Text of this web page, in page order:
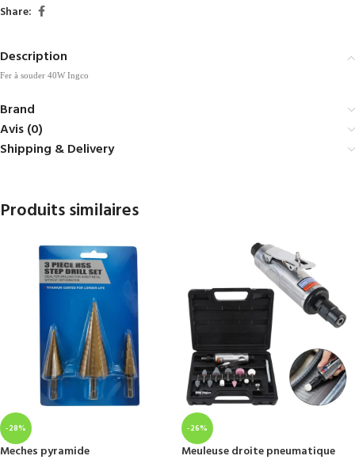
Share:
Description
Fer à souder 40W Ingco
Brand
Avis (0)
Shipping & Delivery
Produits similaires
-28%
Meches pyramide
-26%
Meuleuse droite pneumatique